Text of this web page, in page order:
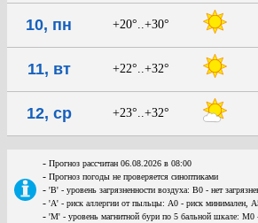
10, пн +20°..+30°
11, вт +22°..+32°
12, ср +23°..+32°
- Прогноз рассчитан 06.08.2026 в 08:00
- Прогноз погоды не проверяется синоптиками
- 'В' - уровень загрязненности воздуха: В0 - нет
- 'А' - риск аллергии от пыльцы: А0 - риск минимален,
- 'М' - уровень магнитной бури по 5 бальной шкале: М0